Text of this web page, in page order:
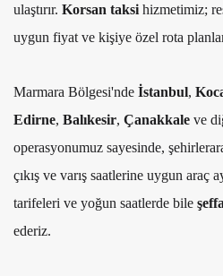
ulaştırır. Korsan taksi hizmetimiz;
uygun fiyat ve kişiye özel rota
Marmara Bölgesi'nde İstanbul,
Edirne, Balıkesir, Çanakkale ve
operasyonumuz sayesinde,
çıkış ve varış saatlerine uygun araç
tarifeleri ve yoğun saatlerde bile
ederiz.